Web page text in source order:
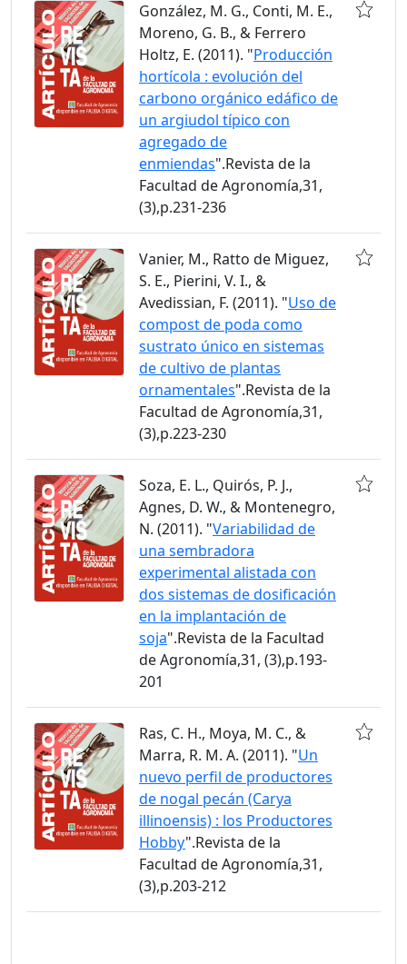
González, M. G., Conti, M. E.,
Moreno, G. B., & Ferrero
Holtz, E. (2011). "Producción
hortícola : evolución del
carbono orgánico edáfico de
un argiudol típico con
agregado de
enmiendas".Revista de la
Facultad de Agronomía,31,
(3),p.231-236
Vanier, M., Ratto de Miguez,
S. E., Pierini, V. I., &
Avedissian, F. (2011). "Uso de
compost de poda como
sustrato único en sistemas
de cultivo de plantas
ornamentales".Revista de la
Facultad de Agronomía,31,
(3),p.223-230
Soza, E. L., Quirós, P. J.,
Agnes, D. W., & Montenegro,
N. (2011). "Variabilidad de
una sembradora
experimental alistada con
dos sistemas de dosificación
en la implantación de
soja".Revista de la Facultad
de Agronomía,31, (3),p.193-
201
Ras, C. H., Moya, M. C., &
Marra, R. M. A. (2011). "Un
nuevo perfil de productores
de nogal pecán (Carya
illinoensis) : los Productores
Hobby".Revista de la
Facultad de Agronomía,31,
(3),p.203-212